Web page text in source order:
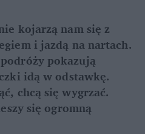
kojarzą nam się z
i jazdą na nartach.
pokazują
idą w odstawkę.
chcą się wygrzać.
się ogromną